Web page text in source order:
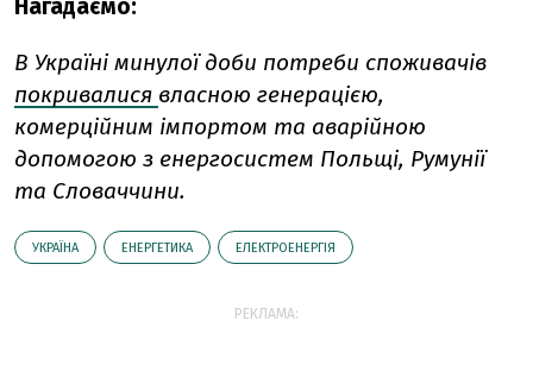
Нагадаємо:
В Україні минулої доби потреби споживачів
покривалися власною генерацією,
комерційним імпортом та аварійною
допомогою з енергосистем Польщі, Румунії
та Словаччини.
УКРАЇНА ЕНЕРГЕТИКА ЕЛЕКТРОЕНЕРГІЯ
РЕКЛАМА: